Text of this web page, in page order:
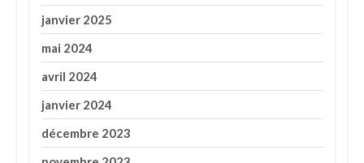
janvier 2025
mai 2024
avril 2024
janvier 2024
décembre 2023